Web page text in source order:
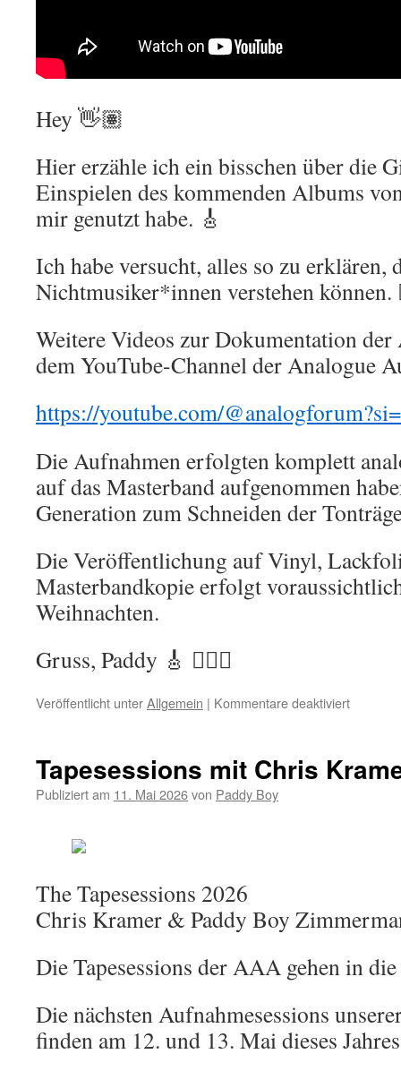
Hey 👋🏽
Hier erzähle ich ein bisschen über die
Einspielen des kommenden Albums
mir genutzt habe. 🎸
Ich habe versucht, alles so zu erklären,
Nichtmusiker*innen verstehen können.
Weitere Videos zur Dokumentation
dem YouTube-Channel der Analogue
https://youtube.com/
Die Aufnahmen erfolgten komplett
auf das Masterband aufgenommen
Generation zum Schneiden der
Die Veröffentlichung auf Vinyl,
Masterbandkopie erfolgt
Weihnachten.
Gruss, Paddy 🎸 ✌🏽👀
Veröffentlicht unterAllgemein | Kommentare deaktiviert
Tapesessions mit Chris
Publiziert am 11. Mai 2026von Paddy Boy
The Tapesessions 2026
Chris Kramer & Paddy Boy
Die Tapesessions der AAA gehen in
Die nächsten Aufnahmesessions
finden am 12. und 13. Mai dieses